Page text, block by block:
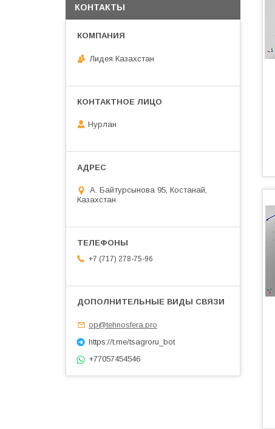
КОНТАКТЫ
Лидея Казахстан
Нурлан
А. Байтурсынова 95, Костанай,
Казахстан
+7 (717) 278-75-96
op@tehnosfera.pro
https://t.me/tsagroru_bot
+77057454546